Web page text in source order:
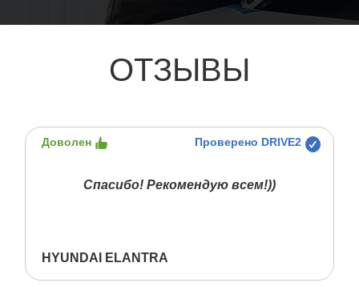
ОТЗЫВЫ
Доволен Проверено DRIVE2
Спасибо! Рекомендую всем!))
HYUNDAI ELANTRA